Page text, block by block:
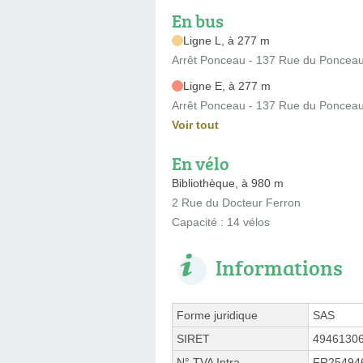
En bus
Ligne L, à 277 m
Arrêt Ponceau - 137 Rue du Ponceau
Ligne E, à 277 m
Arrêt Ponceau - 137 Rue du Ponceau
Voir tout
En vélo
Bibliothèque, à 980 m
2 Rue du Docteur Ferron
Capacité : 14 vélos
Informations
Forme juridique
SAS
SIRET